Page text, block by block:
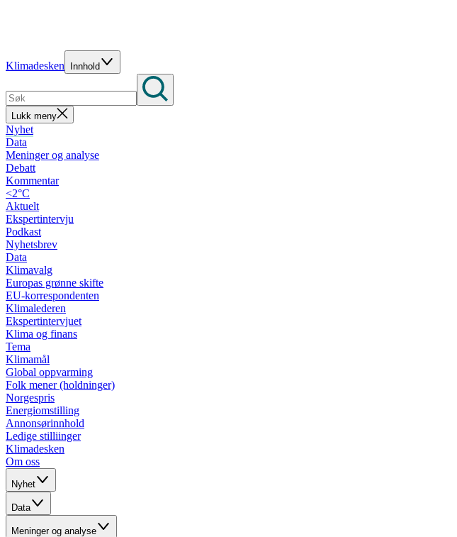
Klimadesken Innhold
Lukk meny
Nyhet
Data
Meninger og analyse
Debatt
Kommentar
<2°C
Aktuelt
Ekspertintervju
Podkast
Nyhetsbrev
Data
Klimavalg
Europas grønne skifte
EU-korrespondenten
Klimalederen
Ekspertintervjuet
Klima og finans
Tema
Klimamål
Global oppvarming
Folk mener (holdninger)
Norgespris
Energiomstilling
Annonsørinnhold
Ledige stilliinger
Klimadesken
Om oss
Nyhet
Data
Meninger og analyse